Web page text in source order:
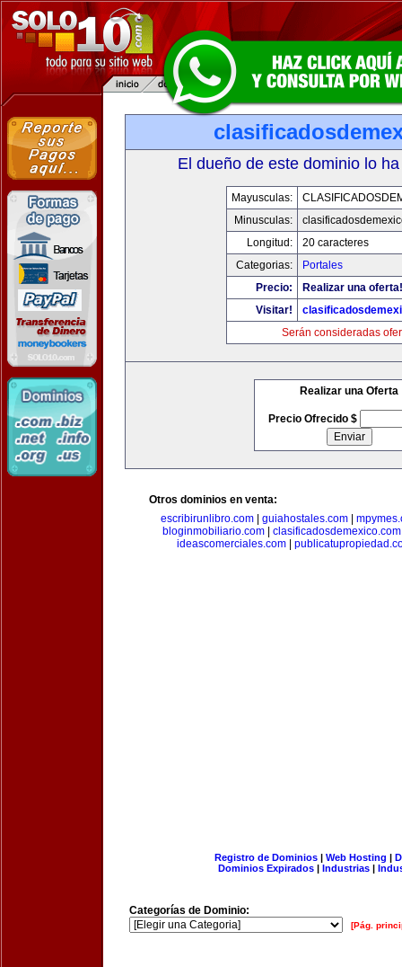
El dueño de este dominio lo
Mayusculas:
Minusculas:
Longitud:
20 caracteres
Categorias:
Portales
Precio:
Realizar una oferta!
Visitar!
Serán consideradas
Realizar una Oferta
Precio Ofrecido $
Otros dominios en venta:
escribirunlibro.com| guiahostales.com|
bloginmobiliario.com| clasificadosdemexico.com
ideascomerciales.com|
Registro de Dominios| Web Hosting |
Dominios Expirados | Industrias |
Categorías de Dominio:
[Pág.